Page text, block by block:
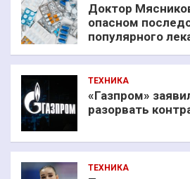
Доктор
опасном
популярного
ТЕХНИКА
«Газпром»
разорвать
ТЕХНИКА